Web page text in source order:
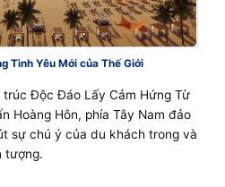
Tình Yêu Mới của Thế Giới
trúc Độc Đáo Lấy Cảm Hứng Từ
Hoàng Hôn, phía Tây Nam đảo
sự chú ý của du khách trong và
tượng.